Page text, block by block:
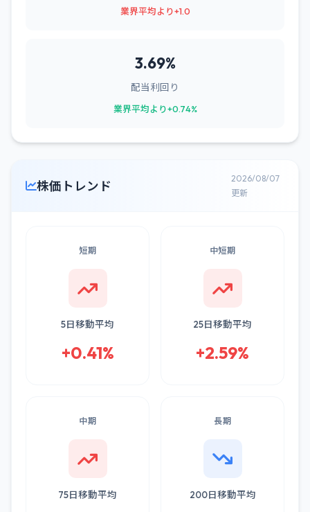
業界平均より+1.0
3.69%
配当利回り
業界平均より+0.74%
株価トレンド
2026/08/07
更新
短期
5日移動平均
+0.41%
中短期
25日移動平均
+2.59%
中期
75日移動平均
長期
200日移動平均